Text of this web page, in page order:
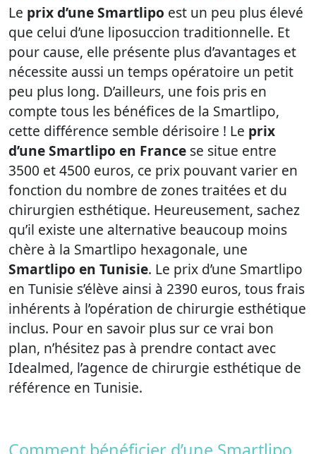
Le prix d’une Smartlipo est un peu plus élevé
que celui d’une liposuccion traditionnelle. Et
pour cause, elle présente plus d’avantages et
nécessite aussi un temps opératoire un petit
peu plus long. D’ailleurs, une fois pris en
compte tous les bénéfices de la Smartlipo,
cette différence semble dérisoire ! Le prix
d’une Smartlipo en France se situe entre
3500 et 4500 euros, ce prix pouvant varier en
fonction du nombre de zones traitées et du
chirurgien esthétique. Heureusement, sachez
qu’il existe une alternative beaucoup moins
chère à la Smartlipo hexagonale, une
Smartlipo en Tunisie. Le prix d’une Smartlipo
en Tunisie s’élève ainsi à 2390 euros, tous frais
inhérents à l’opération de chirurgie esthétique
inclus. Pour en savoir plus sur ce vrai bon
plan, n’hésitez pas à prendre contact avec
Idealmed, l’agence de chirurgie esthétique de
référence en Tunisie.